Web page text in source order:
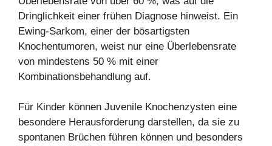
Dringlichkeit einer frühen Diagnose hinweist. Ein
Ewing-Sarkom, einer der bösartigsten
Knochentumoren, weist nur eine Überlebensrate
von mindestens 50 % mit einer
Kombinationsbehandlung auf.
Für Kinder können Juvenile Knochenzysten eine
besondere Herausforderung darstellen, da sie zu
spontanen Brüchen führen können und besonders